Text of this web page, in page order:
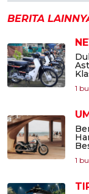
BERITA
1
1